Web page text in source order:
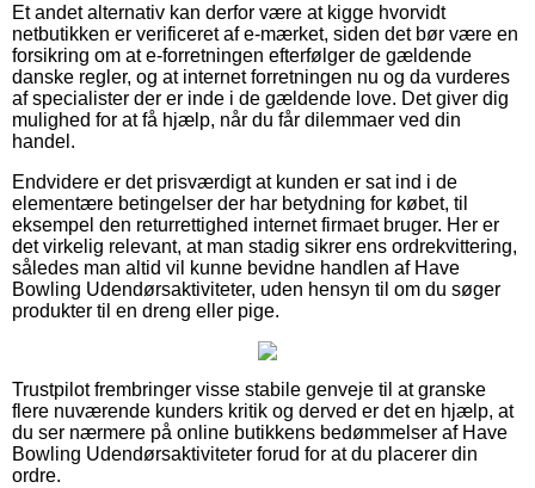
Et andet alternativ kan derfor være at kigge hvorvidt
netbutikken er verificeret af e-mærket, siden det bør være en
forsikring om at e-forretningen efterfølger de gældende
danske regler, og at internet forretningen nu og da vurderes
af specialister der er inde i de gældende love. Det giver dig
mulighed for at få hjælp, når du får dilemmaer ved din
handel.
Endvidere er det prisværdigt at kunden er sat ind i de
elementære betingelser der har betydning for købet, til
eksempel den returrettighed internet firmaet bruger. Her er
det virkelig relevant, at man stadig sikrer ens ordrekvittering,
således man altid vil kunne bevidne handlen af Have
Bowling Udendørsaktiviteter, uden hensyn til om du søger
produkter til en dreng eller pige.
Trustpilot frembringer visse stabile genveje til at granske
flere nuværende kunders kritik og derved er det en hjælp, at
du ser nærmere på online butikkens bedømmelser af Have
Bowling Udendørsaktiviteter forud for at du placerer din
ordre.